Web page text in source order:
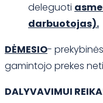
deleguoti
darbuotojas).
DĖMESIO-
gamintojo prekes
DALYVAVIMUI